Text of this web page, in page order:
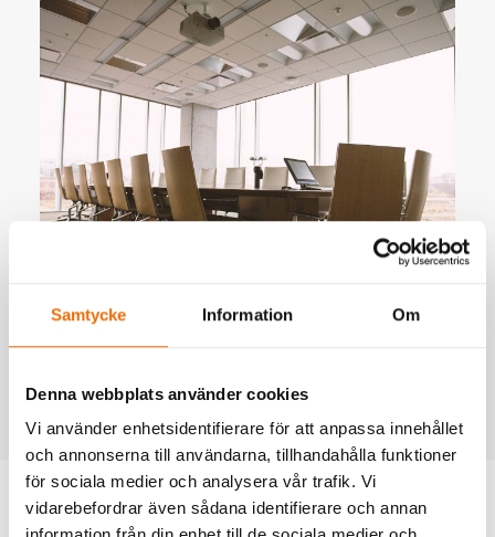
Samtycke Information Om
Denna webbplats använder cookies
Vi använder enhetsidentifierare för att anpassa innehållet
och annonserna till användarna, tillhandahålla funktioner
för sociala medier och analysera vår trafik. Vi
vidarebefordrar även sådana identifierare och annan